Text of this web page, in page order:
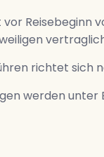
vor
richtet sich
werden